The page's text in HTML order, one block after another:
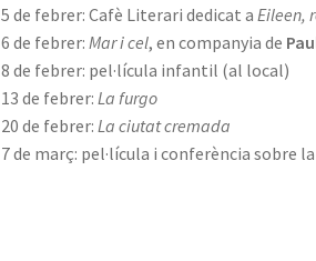
5 de febrer: Cafè Literari dedicat aEileen,
6 de febrer:Mar i cel, en companyia de
8 de febrer: pel·lícula infantil (al local)
13 de febrer:La furgo
20 de febrer:La ciutat cremada
7 de març: pel·lícula i conferència sobre